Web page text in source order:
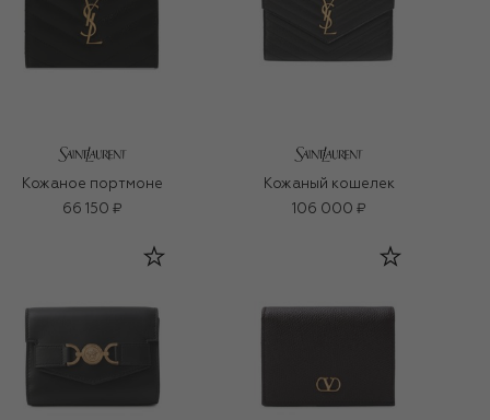
Кожаное портмоне
66 150 ₽
Кожаный кошелек
106 000 ₽